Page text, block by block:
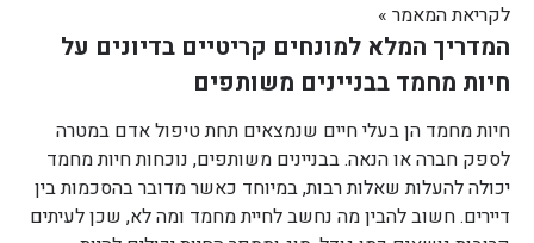
לקריאת המאמר »
המדריך המלא למונחים קריטיים בדיונים על
חיות מחמד בבניינים משותפים
חיות מחמד הן בעלי חיים שנמצאים תחת טיפול אדם במטרה
לספק חברה או הנאה. בבניינים משותפים, נוכחות חיות מחמד
יכולה להעלות שאלות רבות, במיוחד כאשר מדובר בהסכמות בין
דיירים. חשוב להבין מה נחשב לחיית מחמד ומה לא, שכן לעיתים